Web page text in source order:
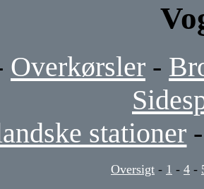
Overkørsler -
stationer
Oversigt - 1 - 4 -